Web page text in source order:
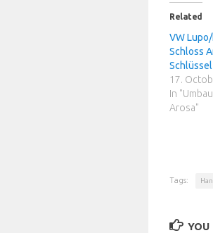
Related
VW
Schloss
Schlüssel
17.
In
Arosa"
Tags:
YOU